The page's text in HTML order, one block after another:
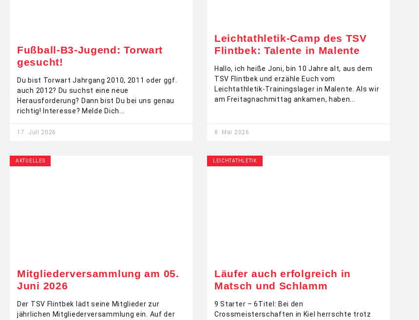
Fußball-B3-Jugend: Torwart
gesucht!
Du bist Torwart Jahrgang 2010, 2011 oder ggf.
auch 2012? Du suchst eine neue
Herausforderung? Dann bist Du bei uns genau
richtig! Interesse? Melde Dich
17. Juli 2026
Leichtathletik-Camp des TSV
Flintbek: Talente in Malente
Hallo, ich heiße Joni, bin 10 Jahre alt, aus dem
TSV Flintbek und erzähle Euch vom
Leichtathletik-Trainingslager in Malente. Als wir
am Freitagnachmittag ankamen, haben
8. Mai 2026
AKTUELLES
Mitgliederversammlung am 05.
Juni 2026
Der TSV Flintbek lädt seine Mitglieder zur
jährlichen Mitgliederversammlung ein. Auf der
LEICHTATHLETIK
Läufer auch erfolgreich in
Matsch und Schlamm
9 Starter – 6Titel: Bei den
Crossmeisterschaften in Kiel herrschte trotz